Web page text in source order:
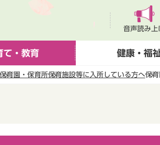
音声読み上
て・教育 健康・福
保育園・保育所保育施設等に入所している方へ保